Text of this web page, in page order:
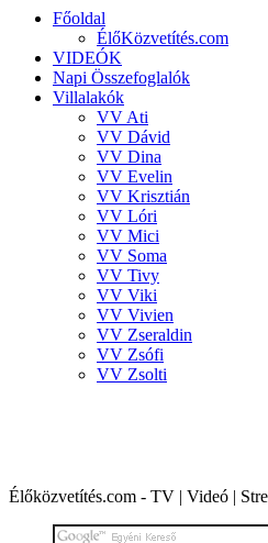
Főoldal
ÉlőKözvetítés.com
VIDEÓK
Napi Összefoglalók
Villalakók
VV Ati
VV Dávid
VV Dina
VV Evelin
VV Krisztián
VV Lóri
VV Mici
VV Soma
VV Tivy
VV Viki
VV Vivien
VV Zseraldin
VV Zsófi
VV Zsolti
Élőközvetítés.com - TV | Videó |